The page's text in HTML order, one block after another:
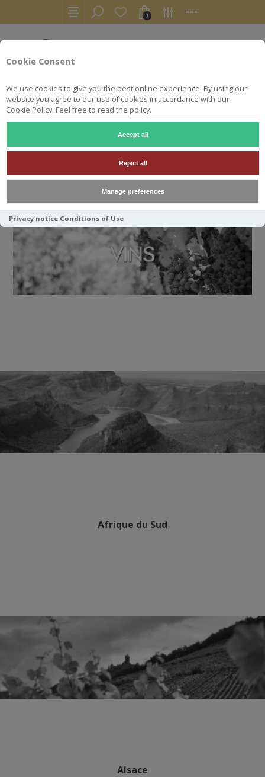
Cookie Consent
We use cookies to give you the best online experience. By using our
website you agree to our use of cookies in accordance with our
Cookie Policy. Feel free to read the policy.
Accept all
Reject all
Manage preferences
Privacy notice Conditions of Use
0
ACCUEIL VINS
VINS
Afrique du Sud
Alsace